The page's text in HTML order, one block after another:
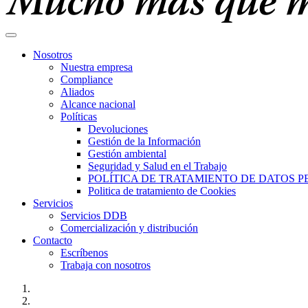
Nosotros
Nuestra empresa
Compliance
Aliados
Alcance nacional
Políticas
Devoluciones
Gestión de la Información
Gestión ambiental
Seguridad y Salud en el Trabajo
POLÍTICA DE TRATAMIENTO DE DATOS
Politica de tratamiento de Cookies
Servicios
Servicios DDB
Comercialización y distribución
Contacto
Escríbenos
Trabaja con nosotros